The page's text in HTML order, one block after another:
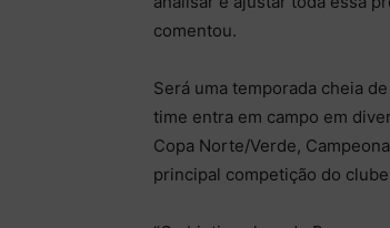
comentou.
Será uma temporada cheia
time entra em campo em
Copa Norte/Verde,
principal competição do